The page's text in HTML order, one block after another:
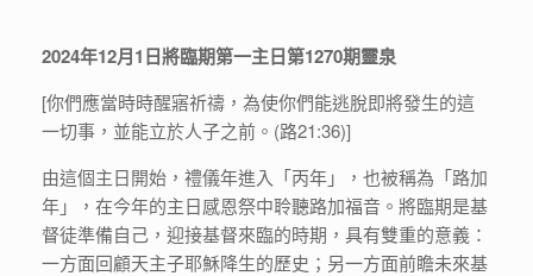
2024年12月1日將臨期第一主日第1270期靈泉
[你們應當時時醒寤祈禱，為使你們能逃脫即將發生的這
一切事，並能立於人子之前。(路21:36)]
由這個主日開始，禮儀年進入「丙年」，也被稱為「路加
年」，在今年的主日感恩祭中聆聽路加福音。將臨期是基
督徒準備自己，迎接基督來臨的時期，具有雙重的意義：
一方面回顧天主子耶穌降生的歷史；另一方面前瞻未來基